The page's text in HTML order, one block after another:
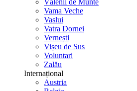
Vălenii de Munte
Vama Veche
Vaslui
Vatra Dornei
Vernești
Vișeu de Sus
Voluntari
Zalău
Internațional
Austria